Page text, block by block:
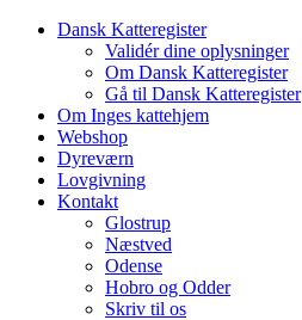
Dansk Katteregister
Validér dine oplysninger
Om Dansk Katteregister
Gå til Dansk Katteregister
Om Inges kattehjem
Webshop
Dyreværn
Lovgivning
Kontakt
Glostrup
Næstved
Odense
Hobro og Odder
Skriv til os